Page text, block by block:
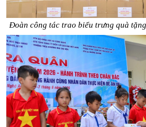
Đoàn công tác trao biểu trưng quà